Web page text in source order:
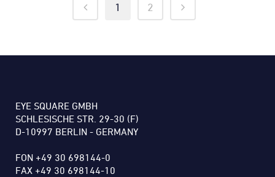
1 2
EYE SQUARE GMBH
SCHLESISCHE STR. 29-30 (F)
D-10997 BERLIN - GERMANY
FON +49 30 698144-0
FAX +49 30 698144-10